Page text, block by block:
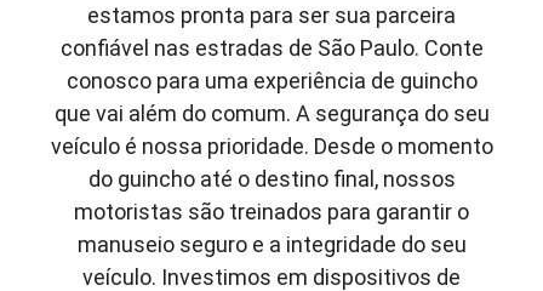
estamos pronta para ser sua parceira
confiável nas estradas de São Paulo. Conte
conosco para uma experiência de guincho
que vai além do comum. A segurança do seu
veículo é nossa prioridade. Desde o momento
do guincho até o destino final, nossos
motoristas são treinados para garantir o
manuseio seguro e a integridade do seu
veículo. Investimos em dispositivos de